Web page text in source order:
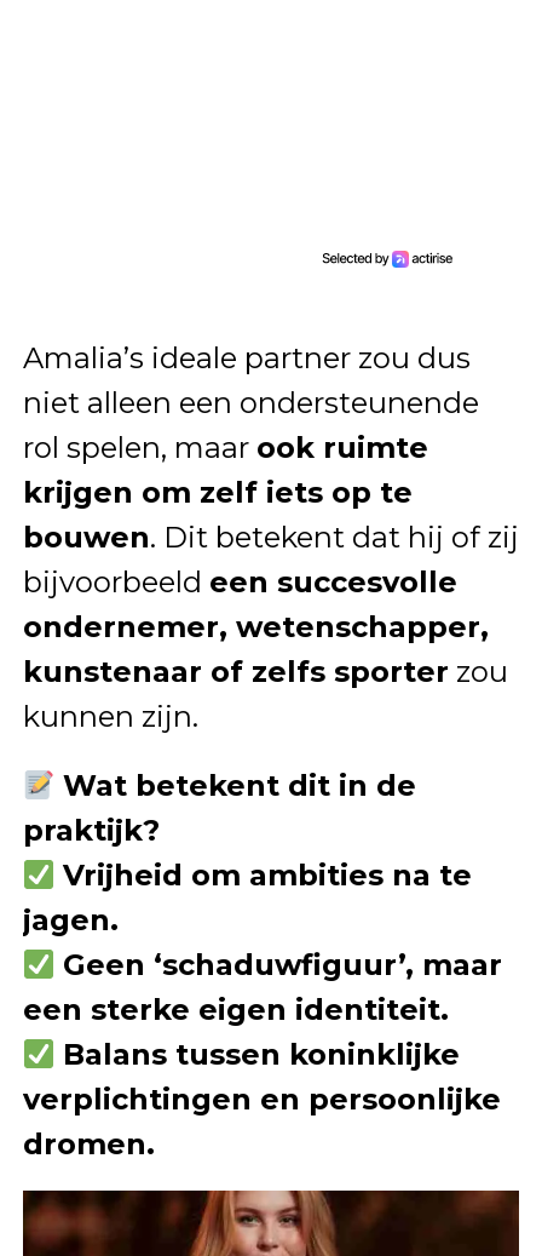
Amalia’s ideale partner zou dus
niet alleen een ondersteunende
rol spelen, maar ook ruimte
krijgen om zelf iets op te
bouwen. Dit betekent dat hij of zij
bijvoorbeeld een succesvolle
ondernemer, wetenschapper,
kunstenaar of zelfs sporter zou
kunnen zijn.
Wat betekent dit in de
praktijk?
Vrijheid om ambities na te
jagen.
Geen ‘schaduwfiguur’, maar
een sterke eigen identiteit.
Balans tussen koninklijke
verplichtingen en persoonlijke
dromen.